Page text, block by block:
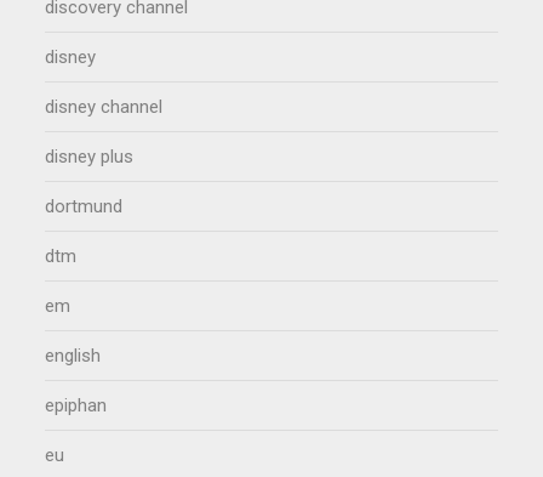
discovery channel
disney
disney channel
disney plus
dortmund
dtm
em
english
epiphan
eu